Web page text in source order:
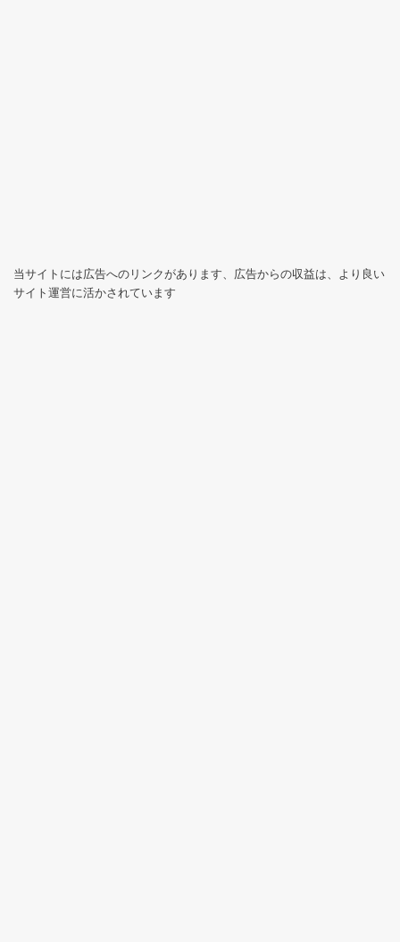
当サイトには広告へのリンクがあります、広告からの収益は、より良い
サイト運営に活かされています